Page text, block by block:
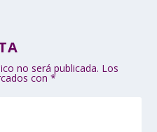
no será publicada. Los
con*